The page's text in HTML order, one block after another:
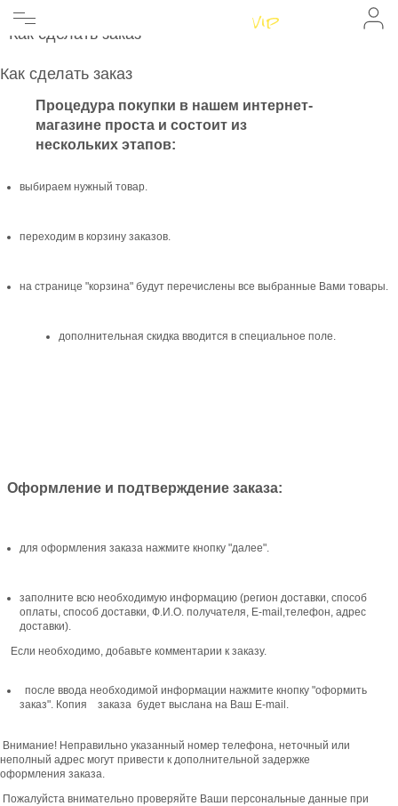
Главная
Как сделать заказ
Как сделать заказ
Процедура покупки в нашем интернет-
магазине проста и состоит из
нескольких этапов:
выбираем нужный товар.
переходим в корзину заказов.
на странице "корзина" будут перечислены все выбранные Вами товары.
дополнительная скидка вводится в специальное поле.
Оформление и подтверждение заказа:
для оформления заказа нажмите кнопку "далее".
заполните всю необходимую информацию (регион доставки, способ
оплаты, способ доставки, Ф.И.О. получателя, E-mail,телефон, адрес
доставки).
Если необходимо, добавьте комментарии к заказу.
после ввода необходимой информации нажмите кнопку "оформить
заказ". Копия заказа будет выслана на Ваш E-mail.
Внимание! Неправильно указанный номер телефона, неточный или
неполный адрес могут привести к дополнительной задержке
оформления заказа.
Пожалуйста внимательно проверяйте Ваши персональные данные при